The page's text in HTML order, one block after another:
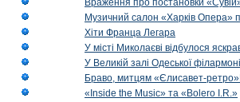
Враження про постановки
Музичний салон «Харків Опера»
Хіти Франца Легара
У місті Миколаєві відбулося
У Великій залі Одеської
Браво, митцям «Єлисавет-
«Inside the Music» та «Bolero I.R.»